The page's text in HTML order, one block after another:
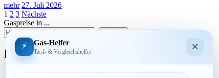
mehr 27. Juli 2026
Seitennummerierung
der
Beiträge
1 2 3 Nächste
Gaspreise in ...
Bundesland
⚡ Gas-Helfer
Tarif- & Vergleichshelfer ×